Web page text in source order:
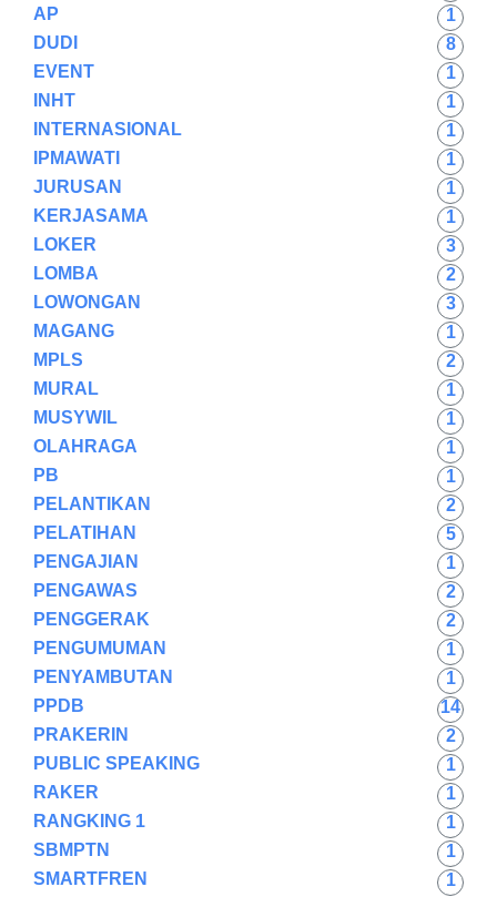
AP
1
DUDI
8
EVENT
1
INHT
1
INTERNASIONAL
1
IPMAWATI
1
JURUSAN
1
KERJASAMA
1
LOKER
3
LOMBA
2
LOWONGAN
3
MAGANG
1
MPLS
2
MURAL
1
MUSYWIL
1
OLAHRAGA
1
PB
1
PELANTIKAN
2
PELATIHAN
5
PENGAJIAN
1
PENGAWAS
2
PENGGERAK
2
PENGUMUMAN
1
PENYAMBUTAN
1
PPDB
14
PRAKERIN
2
PUBLIC SPEAKING
1
RAKER
1
RANGKING 1
1
SBMPTN
1
SMARTFREN
1